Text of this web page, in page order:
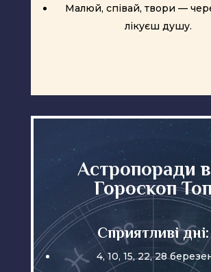
Малюй, співай, твори —
лікуєш душу.
Астропоради
Гороскоп Топ
Сприятливі дні:
4, 10, 15, 22, 28